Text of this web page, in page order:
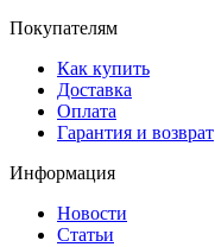
Покупателям
Как купить
Доставка
Оплата
Гарантия и возврат
Информация
Новости
Статьи